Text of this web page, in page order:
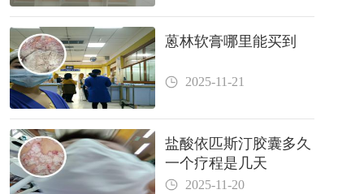
蒽林软膏哪里能买到
2025-11-21
盐酸依匹斯汀胶囊多久
一个疗程是几天
2025-11-20